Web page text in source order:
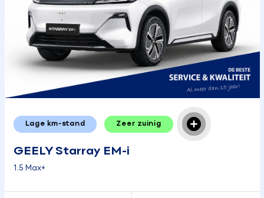
Lage km-stand Zeer zuinig
GEELY Starray EM-i
1.5 Max+